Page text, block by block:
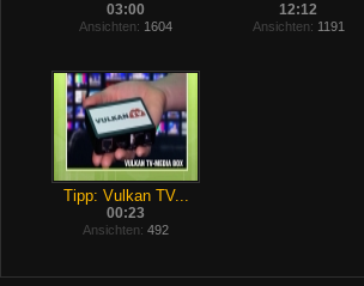
03:00
Ansichten: 1604
12:12
Ansichten: 1191
Tipp: Vulkan TV...
00:23
Ansichten: 492